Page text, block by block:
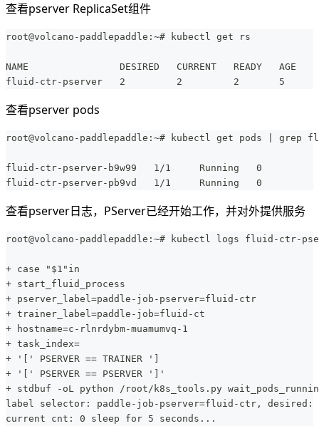
查看pserver ReplicaSet组件
root@volcano-paddlepaddle:~# kubectl get rs
NAME                DESIRED   CURRENT   READY   AGE
fluid-ctr-pserver   2         2         2       5
查看pserver pods
root@volcano-paddlepaddle:~# kubectl get pods | grep
fluid-ctr-pserver-b9w99   1/1     Running   0
fluid-ctr-pserver-pb9vd   1/1     Running   0
查看pserver日志，PServer已经开始工作，并对外提供服务
root@volcano-paddlepaddle:~# kubectl logs fluid-ctr-
+ case "$1"in
+ start_fluid_process
+ pserver_label=paddle-job-pserver=fluid-ctr
+ trainer_label=paddle-job=fluid-ct
+ hostname=c-rlnrdybm-muamumvq-1
+ task_index=
+ '[' PSERVER == TRAINER ']
+ '[' PSERVER == PSERVER ']'
+ stdbuf -oL python /root/k8s_tools.py
label selector: paddle-job-pserver=fluid-ctr, desired:
current cnt: 0 sleep for 5 seconds...